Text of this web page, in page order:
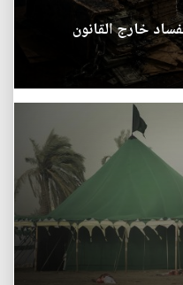
خارج القانون